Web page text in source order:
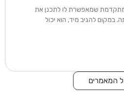
שמאפשרת לו לתכנן את
במקום להגיב מיד, הוא יכול
המאמרים